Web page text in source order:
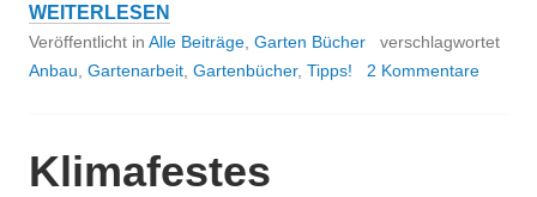
GEMÜSE
IM
WINTER
DIE
TOP
WEITERLESEN
Veröffentlicht in Alle Beiträge Garten Bücher
verschlagwortet
Anbau Gartenarbeit Gartenbücher, Tipps! 2 Kommentare
Klimafestes